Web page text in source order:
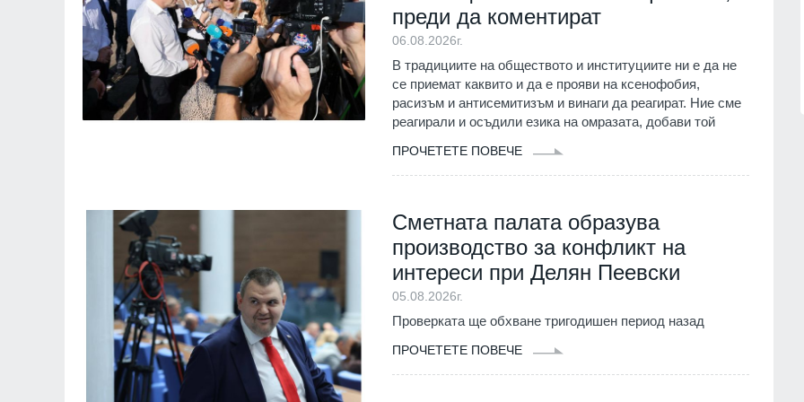
преди да коментират
06.08.2026г.
В традициите на обществото и институциите ни е да не
се приемат каквито и да е прояви на ксенофобия,
расизъм и антисемитизъм и винаги да реагират. Ние сме
реагирали и осъдили езика на омразата, добави той
ПРОЧЕТЕТЕ ПОВЕЧЕ
Сметната палата образува
производство за конфликт на
интереси при Делян Пеевски
05.08.2026г.
Проверката ще обхване тригодишен период назад
ПРОЧЕТЕТЕ ПОВЕЧЕ
Велико Търново 31.07.2026г.
корабоплавателния път в